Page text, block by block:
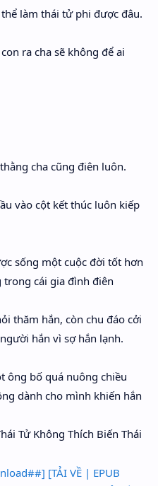
làm thái tử phi được đâu.
ra cha sẽ không để ai
cha cũng điên luôn.
vào cột kết thúc luôn kiếp
sống một cuộc đời tốt hơn
cái gia đình điên
thăm hắn, còn chu đáo cởi
hắn vì sợ hắn lạnh.
ông bố quá nuông chiều
dành cho mình khiến hắn
Tử Không Thích Biến Thái
[TẢI VỀ | EPUB